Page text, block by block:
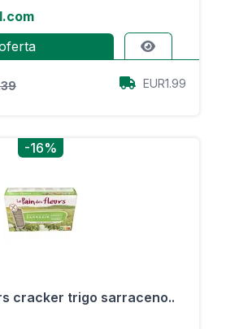
EUR1.99
-16%
cracker trigo sarraceno..